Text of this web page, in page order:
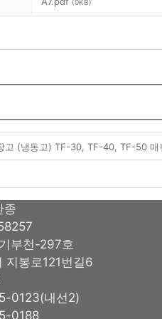
(0KB)
고 (냉동고) TF-30, TF-40, TF-50 매
종
부천-297호
지봉로121번길6
0123(내선2)
0188